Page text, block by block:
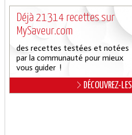
Déjà 21314 recettes sur
MySaveur.com
des recettes testées et notées
par la communauté pour mieux
vous guider !
DÉCOUVREZ-LES